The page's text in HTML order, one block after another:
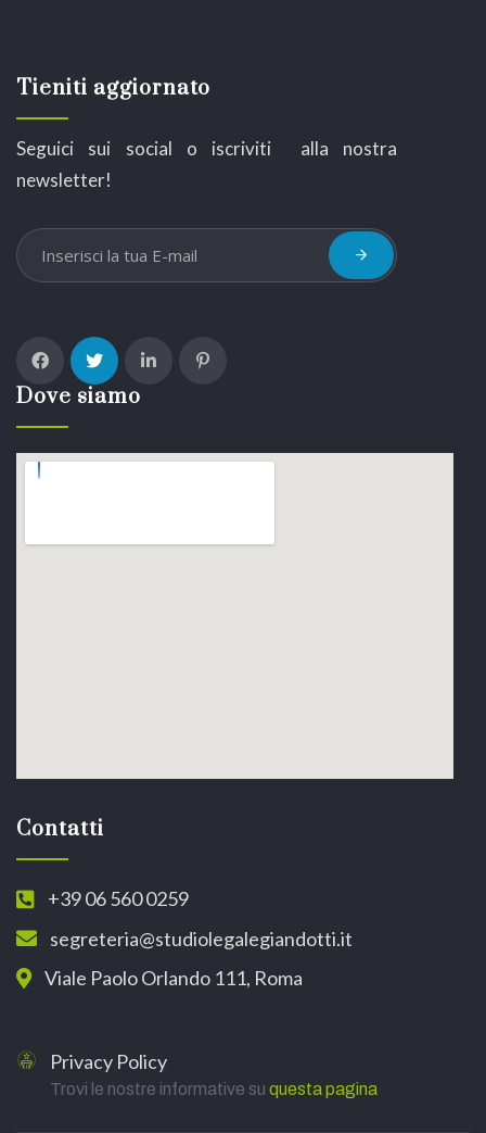
Tieniti aggiornato
Seguici sui social o iscriviti alla nostra
newsletter!
Dove siamo
Contatti
+39 06 560 0259
segreteria@studiolegalegiandotti.it
Viale Paolo Orlando 111, Roma
Privacy Policy
Trovi le nostre informative su questa pagina